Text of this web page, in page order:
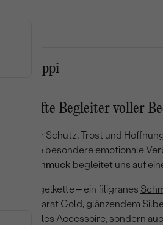
von Eppi
– Sanfte Begleiter voller
für Schutz, Trost und
auch eine besondere emotionale
Engelschmuck begleitet uns auf
zarte Engelkette – ein filigranes
aus 14 Karat Gold, glänzendem
ein stilvolles Accessoire, sondern